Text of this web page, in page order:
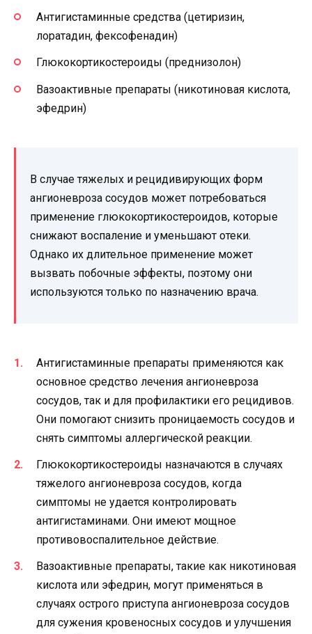
Антигистаминные средства (цетиризин,
лоратадин, фексофенадин)
Глюкокортикостероиды (преднизолон)
Вазоактивные препараты (никотиновая кислота,
эфедрин)
В случае тяжелых и рецидивирующих форм
ангионевроза сосудов может потребоваться
применение глюкокортикостероидов, которые
снижают воспаление и уменьшают отеки.
Однако их длительное применение может
вызвать побочные эффекты, поэтому они
используются только по назначению врача.
Антигистаминные препараты применяются как
основное средство лечения ангионевроза
сосудов, так и для профилактики его рецидивов.
Они помогают снизить проницаемость сосудов и
снять симптомы аллергической реакции.
Глюкокортикостероиды назначаются в случаях
тяжелого ангионевроза сосудов, когда
симптомы не удается контролировать
антигистаминами. Они имеют мощное
противовоспалительное действие.
Вазоактивные препараты, такие как никотиновая
кислота или эфедрин, могут применяться в
случаях острого приступа ангионевроза сосудов
для сужения кровеносных сосудов и улучшения